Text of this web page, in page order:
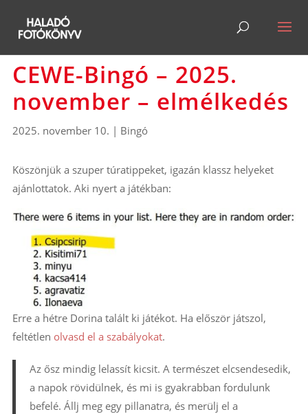
CEWE-Bingó – 2025.
november – elmélkedés
2025. november 10. | Bingó
Köszönjük a szuper túratippeket, igazán klassz helyeket
ajánlottatok. Aki nyert a játékban:
Erre a hétre Dorina talált ki játékot. Ha először játszol,
feltétlen olvasd el a szabályokat.
Az ősz mindig lelassít kicsit. A természet elcsendesedik,
a napok rövidülnek, és mi is gyakrabban fordulunk
befelé. Állj meg egy pillanatra, és merülj el a